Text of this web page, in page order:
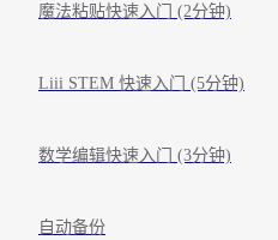
魔法粘贴快速入门 (2分钟)
Liii STEM 快速入门 (5分钟)
数学编辑快速入门 (3分钟)
自动备份